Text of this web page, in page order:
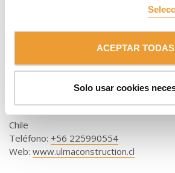
ACEPTAR TODAS
Solo usar cookies
Delegación Sur
ULMA Chile - Andamios y Moldajes,
4070095 CONCEPCIÓN
Chile
Teléfono: +56 225990554
Web: www.ulmaconstruction.cl